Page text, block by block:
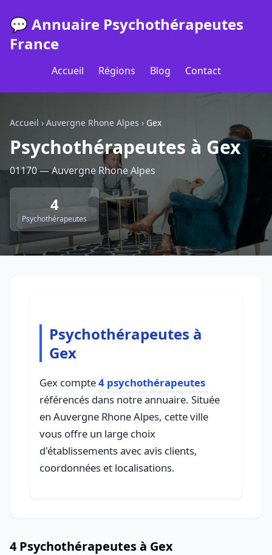
💬 Annuaire Psychothérapeutes
France
Accueil Régions Blog Contact
Accueil › Auvergne Rhone Alpes › Gex
Psychothérapeutes à Gex
01170 — Auvergne Rhone Alpes
4
Psychothérapeutes
Psychothérapeutes à
Gex
Gex compte4 psychothérapeutes
référencés dans notre annuaire. Située
en Auvergne Rhone Alpes, cette ville
vous offre un large choix
d'établissements avec avis clients,
coordonnées et localisations.
4 Psychothérapeutes à Gex